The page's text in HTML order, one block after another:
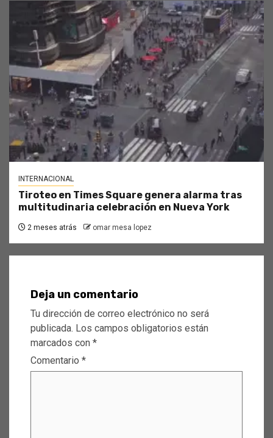
INTERNACIONAL
Tiroteo en Times Square genera alarma tras
multitudinaria celebración en Nueva York
2 meses atrás omar mesa lopez
Deja un comentario
Tu dirección de correo electrónico no será
publicada. Los campos obligatorios están
marcados con *
Comentario *